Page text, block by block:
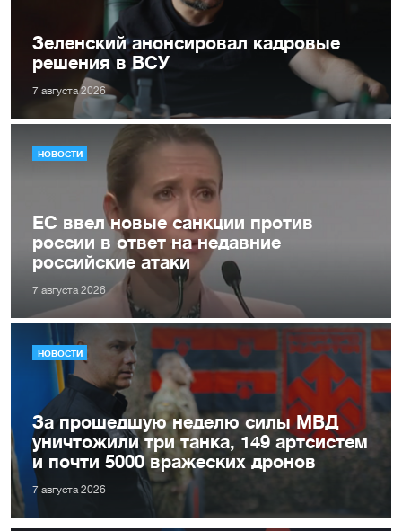
Зеленский анонсировал кадровые
решения в ВСУ
7 августа 2026
НОВОСТИ
ЕС ввел новые санкции против
россии в ответ на недавние
российские атаки
7 августа 2026
НОВОСТИ
За прошедшую неделю силы МВД
уничтожили три танка, 149 артсистем
и почти 5000 вражеских дронов
7 августа 2026